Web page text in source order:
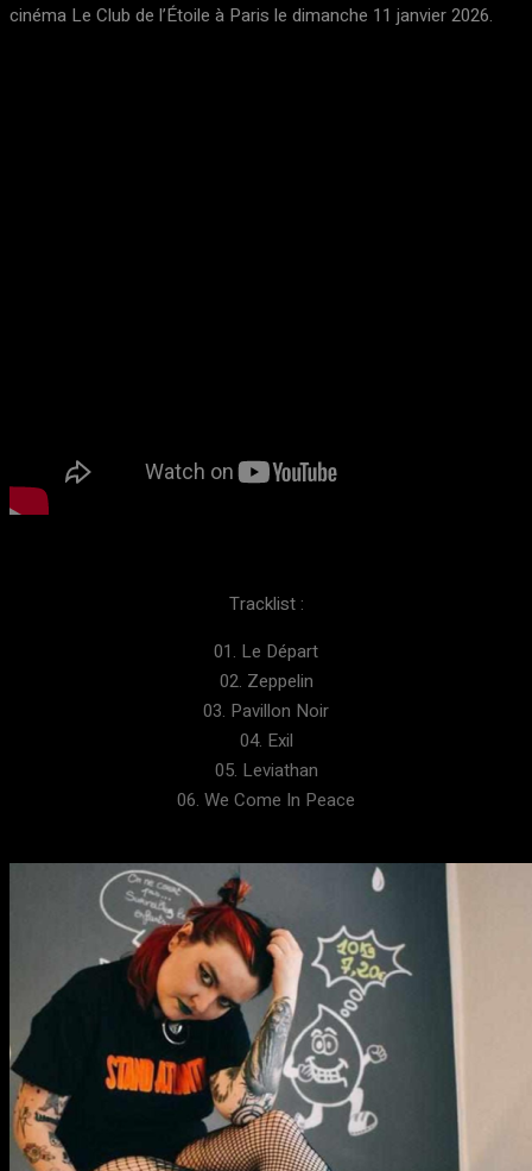
cinéma Le Club de l’Étoile à Paris le dimanche 11 janvier 2026.
Tracklist :
01. Le Départ
02. Zeppelin
03. Pavillon Noir
04. Exil
05. Leviathan
06. We Come In Peace